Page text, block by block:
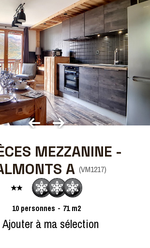
MEZZANINE -
A (VM1217)
10 personnes 71 m2
Ajouter à ma sélection